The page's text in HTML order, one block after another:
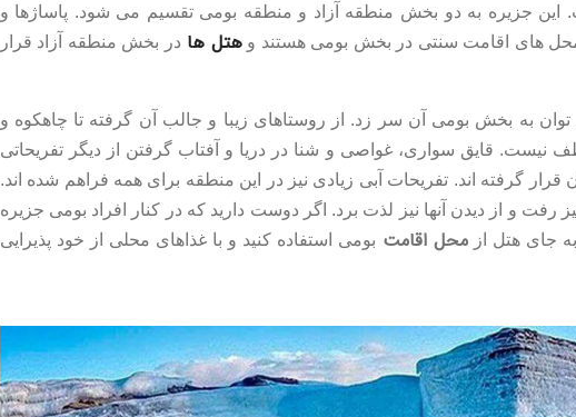
این جزیره به دو بخش منطقه آزاد و منطقه بومی تقسیم می شود. پاساژها و
محل های اقامت سنتی در بخش بومی هستند وهتل ها در بخش منطقه آزاد قرار
به بخش بومی آن سر زد. از روستاهای زیبا و جالب آن گرفته تا چاهکوه و
نیست. قایق سواری، غواصی و شنا در دریا و آفتاب گرفتن از دیگر تفریحاتی
گرفته اند. تفریحات آبی زیادی نیز در این منطقه برای همه فراهم شده اند.
رفت و از دیدن آنها نیز لذت برد. اگر دوست دارید که در کنار افراد بومی جزیره
جای هتل ازمحل اقامت بومی استفاده کنید و با غذاهای محلی از خود پذیرایی